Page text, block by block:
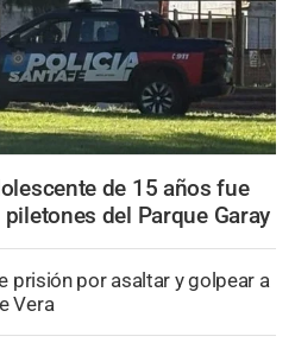
de 15 años fue
del Parque Garay
prisión por asaltar y golpear a
Vera